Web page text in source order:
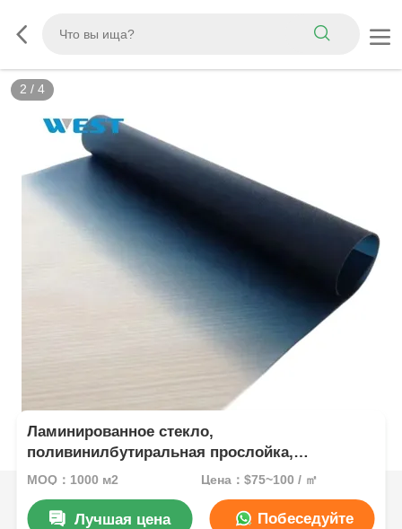
3 / 4
Ламинированное стекло,
поливинилбутиральная прослойка,
атмосферостойкая, термохромная пленка,
MOQ：1000 м2 Цена：$75~100 / ㎡
Лучшая цена Побеседуйте